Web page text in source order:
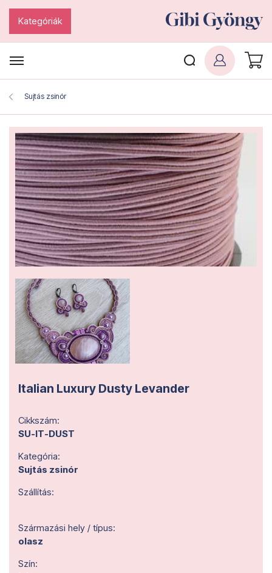
Kategóriák
Sujtás zsinór
Italian Luxury Dusty Levander
Cikkszám:
SU-IT-DUST
Kategória:
Sujtás zsinór
Szállítás:
Származási hely / típus:
olasz
Szín: